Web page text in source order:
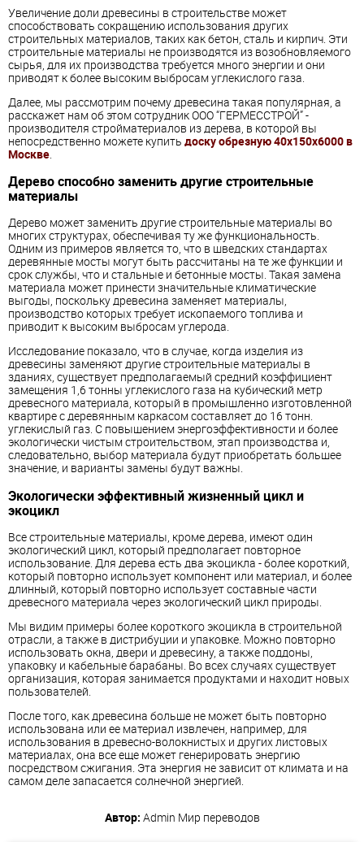
Увеличение доли древесины в строительстве может
способствовать сокращению использования других
строительных материалов, таких как бетон, сталь и кирпич. Эти
строительные материалы не производятся из возобновляемого
сырья, для их производства требуется много энергии и они
приводят к более высоким выбросам углекислого газа.
Далее, мы рассмотрим почему древесина такая популярная, а
расскажет нам об этом сотрудник ООО “ГЕРМЕССТРОЙ” -
производителя стройматериалов из дерева, в которой вы
непосредственно можете купить доску обрезную 40х150х6000 в
Москве
Дерево способно заменить другие строительные
материалы
Дерево может заменить другие строительные материалы во
многих структурах, обеспечивая ту же функциональность.
Одним из примеров является то, что в шведских стандартах
деревянные мосты могут быть рассчитаны на те же функции и
срок службы, что и стальные и бетонные мосты. Такая замена
материала может принести значительные климатические
выгоды, поскольку древесина заменяет материалы,
производство которых требует ископаемого топлива и
приводит к высоким выбросам углерода.
Исследование показало, что в случае, когда изделия из
древесины заменяют другие строительные материалы в
зданиях, существует предполагаемый средний коэффициент
замещения 1,6 тонны углекислого газа на кубический метр
древесного материала, который в промышленно изготовленной
квартире с деревянным каркасом составляет до 16 тонн.
углекислый газ. С повышением энергоэффективности и более
экологически чистым строительством, этап производства и,
следовательно, выбор материала будут приобретать большее
значение, и варианты замены будут важны.
Экологически эффективный жизненный цикл и
экоцикл
Все строительные материалы, кроме дерева, имеют один
экологический цикл, который предполагает повторное
использование. Для дерева есть два экоцикла - более короткий,
который повторно использует компонент или материал, и более
длинный, который повторно использует составные части
древесного материала через экологический цикл природы.
Мы видим примеры более короткого экоцикла в строительной
отрасли, а также в дистрибуции и упаковке. Можно повторно
использовать окна, двери и древесину, а также поддоны,
упаковку и кабельные барабаны. Во всех случаях существует
организация, которая занимается продуктами и находит новых
пользователей.
После того, как древесина больше не может быть повторно
использована или ее материал извлечен, например, для
использования в древесно-волокнистых и других листовых
материалах, она все еще может генерировать энергию
посредством сжигания. Эта энергия не зависит от климата и на
самом деле запасается солнечной энергией.
Автор: Admin Мир переводов